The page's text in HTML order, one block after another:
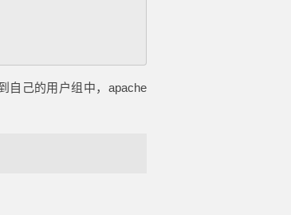
自己的用户组中，apache